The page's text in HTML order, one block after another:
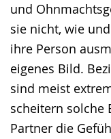
und
sie nicht, wie
ihre Person
eigenes Bild.
sind meist
scheitern solche
Partner die